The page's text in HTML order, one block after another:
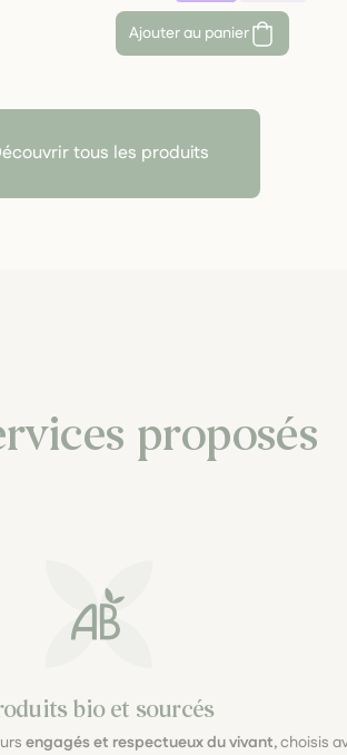
Ajouter au panier
tous les produits
proposés
bio et sourcés
engagés et respectueux du vivant, choisis